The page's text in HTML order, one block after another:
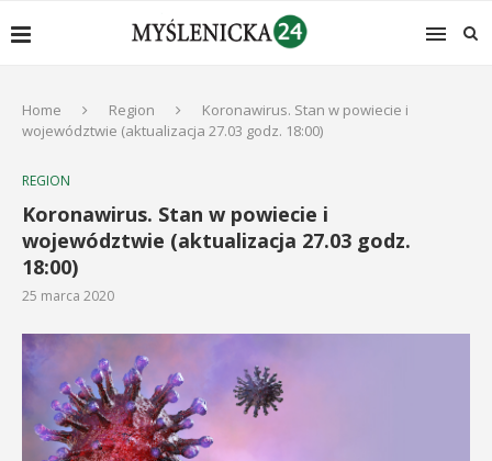
Home Region
Koronawirus. Stan w powiecie i
województwie (aktualizacja 27.03 godz. 18:00)
REGION
Koronawirus. Stan w powiecie i
województwie (aktualizacja 27.03 godz.
18:00)
25 marca 2020